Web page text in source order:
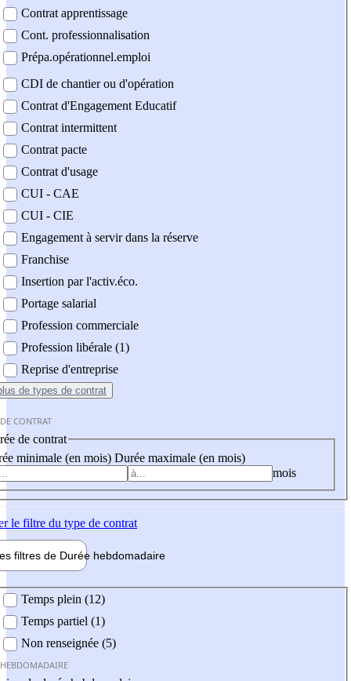
Contrat apprentissage
Cont. professionnalisation
Prépa.opérationnel.emploi
CDI de chantier ou d'opération
Contrat d'Engagement Educatif
Contrat intermittent
Contrat pacte
Contrat d'usage
CUI - CAE
CUI - CIE
Engagement à servir dans la réserve
Franchise
Insertion par l'activ.éco.
Portage salarial
Profession commerciale
Profession libérale (1)
Reprise d'entreprise
de types de contrat
CONTRAT
de contrat
minimale (en mois) Durée maximale (en mois)
mois
le filtre du type de contrat
filtres de Durée hebdomadaire
Temps plein (12)
Temps partiel (1)
Non renseignée (5)